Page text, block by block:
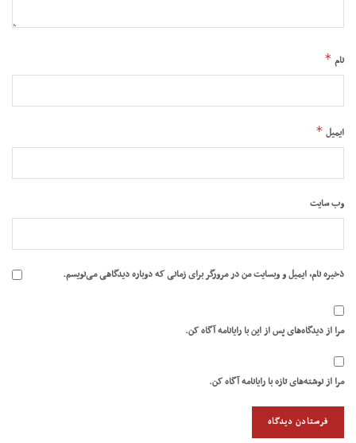
نام *
ایمیل *
وب‌ سایت
ذخیره نام، ایمیل و وبسایت من در مرورگر برای زمانی که دوباره دیدگاهی می‌نویسم.
مرا از دیدگاه‌های پس از این با رایانامه آگاه کن.
مرا از نوشته‌های تازه با رایانامه آگاه کن.